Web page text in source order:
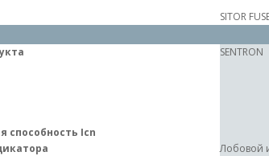
SITOR
SENTRON
способность Icn
Лобовой